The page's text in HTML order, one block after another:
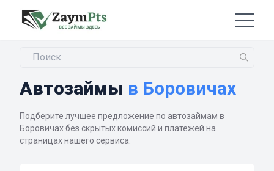
Автозаймы в Боровичах
Подберите лучшее предложение по автозаймам в
Боровичах без скрытых комиссий и платежей на
страницах нашего сервиса.